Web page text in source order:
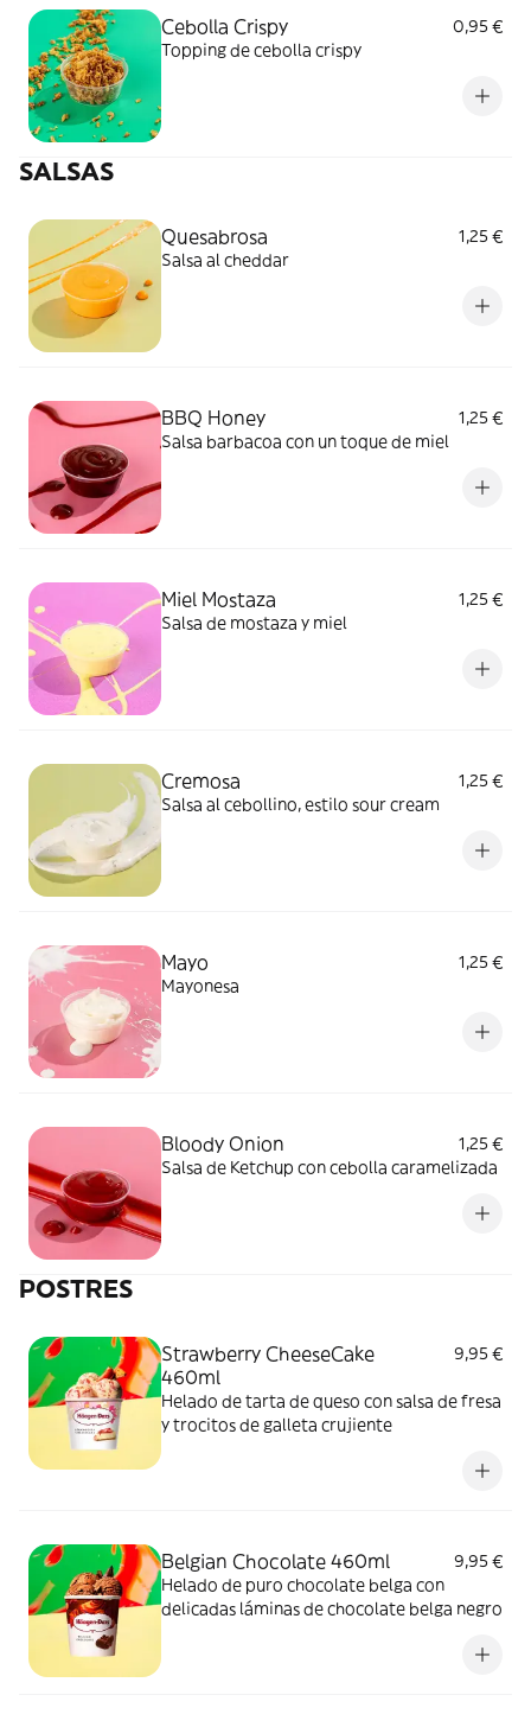
Cebolla Crispy
0,95 €
Topping de cebolla crispy
SALSAS
Quesabrosa
1,25 €
Salsa al cheddar
BBQ Honey
1,25 €
Salsa barbacoa con un toque de miel
Miel Mostaza
1,25 €
Salsa de mostaza y miel
Cremosa
1,25 €
Salsa al cebollino, estilo sour cream
Mayo
1,25 €
Mayonesa
Bloody Onion
1,25 €
Salsa de Ketchup con cebolla caramelizada
POSTRES
Strawberry CheeseCake
460ml
9,95 €
Helado de tarta de queso con salsa de fresa
y trocitos de galleta crujiente
Belgian Chocolate 460ml
9,95 €
Helado de puro chocolate belga con
delicadas láminas de chocolate belga negro